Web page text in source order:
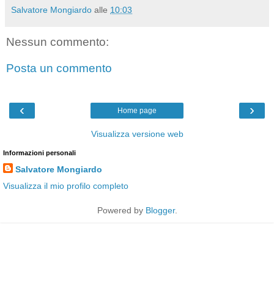
Salvatore Mongiardo alle 10:03
Nessun commento:
Posta un commento
‹ ›
Home page
Visualizza versione web
Informazioni personali
Salvatore Mongiardo
Visualizza il mio profilo completo
Powered by Blogger.